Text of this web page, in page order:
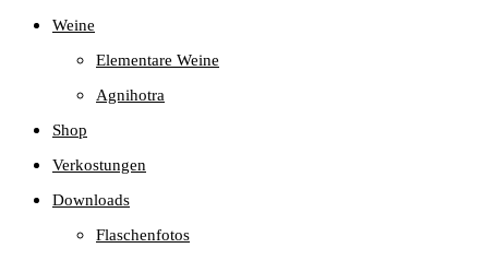
Weine
Elementare Weine
Agnihotra
Shop
Verkostungen
Downloads
Flaschenfotos